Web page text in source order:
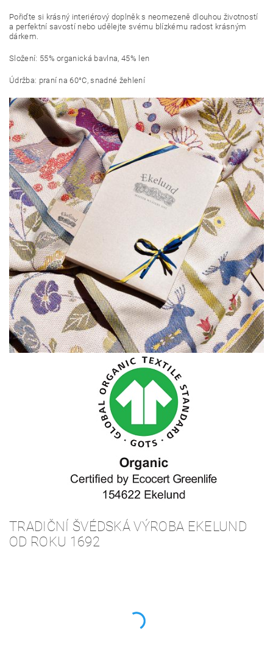
Pořiďte si krásný interiérový doplněk s neomezeně dlouhou životností
a perfektní savostí nebo udělejte svému blízkému radost krásným
dárkem.
Složení: 55% organická bavlna, 45% len
Údržba: praní na 60°C, snadné žehlení
TRADIČNÍ ŠVÉDSKÁ VÝROBA EKELUND
OD ROKU 1692